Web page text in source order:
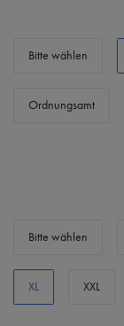
Bitte wählen
Ordnungsamt
Bitte wählen
XL XXL